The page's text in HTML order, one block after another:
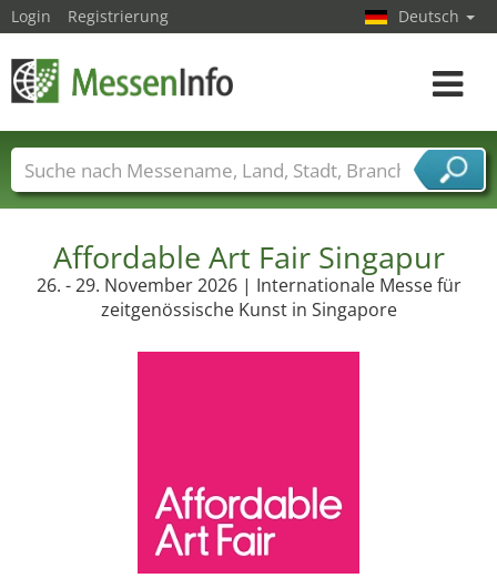
Affordable Art Fair Singapur
26. - 29. November 2026 | Internationale Messe für
zeitgenössische Kunst in Singapore
Login Registrierung Deutsch
Toggle
Messenamen Länder Städte
Branchen